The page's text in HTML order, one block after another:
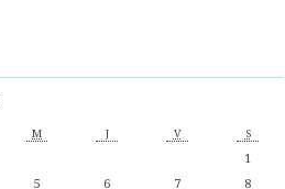
M J V S
1
5 6 7 8